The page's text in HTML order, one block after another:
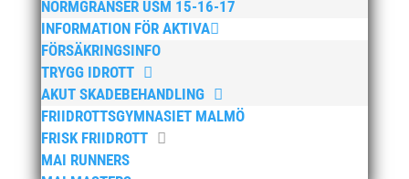
NORMGRÄNSER USM 15-16-17
INFORMATION FÖR AKTIVA
FÖRSÄKRINGSINFO
TRYGG IDROTT
AKUT SKADEBEHANDLING
FRIIDROTTSGYMNASIET MALMÖ
FRISK FRIIDROTT
MAI RUNNERS
januari 2025
oktober 2024
september 2024
augusti 2024
juni 2024
april 2024